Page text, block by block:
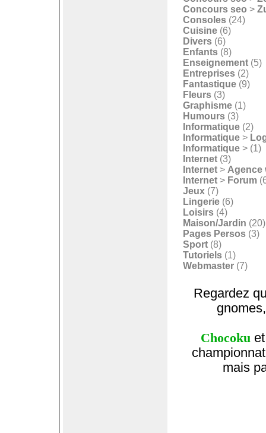
Concours seo >
Consoles (24)
Cuisine (6)
Divers (6)
Enfants (8)
Enseignement (5)
Entreprises (2)
Fantastique (9)
Fleurs (3)
Graphisme (1)
Humours (3)
Informatique (2)
Informatique >
Informatique > (1)
Internet (3)
Internet > Agence
Internet > Forum
Jeux (7)
Lingerie (6)
Loisirs (4)
Maison/Jardin (20)
Pages Persos (3)
Sport (8)
Tutoriels (1)
Webmaster (7)
Regardez
Chocokuet
mais